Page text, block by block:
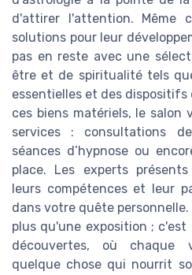
d'attirer l'attention. Même
solutions pour leur
pas en reste avec une
être et de spiritualité tels
essentielles et des dispositifs
ces biens matériels, le salon
services : consultations
séances d’hypnose ou
place. Les experts
leurs compétences et leur
dans votre quête
plus qu'une exposition ;
découvertes, où chaque
quelque chose qui nourrit